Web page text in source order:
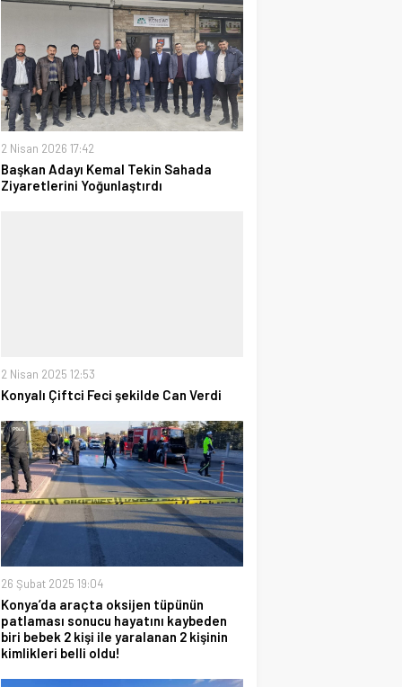
2 Nisan 2026 17:42
Başkan Adayı Kemal Tekin Sahada
Ziyaretlerini Yoğunlaştırdı
2 Nisan 2025 12:53
Konyalı Çiftci Feci şekilde Can Verdi
26 Şubat 2025 19:04
Konya’da araçta oksijen tüpünün
patlaması sonucu hayatını kaybeden
biri bebek 2 kişi ile yaralanan 2 kişinin
kimlikleri belli oldu!